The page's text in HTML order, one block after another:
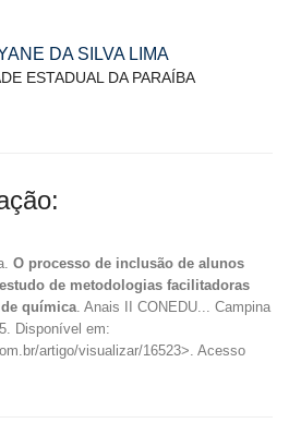
DA SILVA LIMA
ESTADUAL DA PARAÍBA
O processo de inclusão de alunos
de metodologias facilitadoras
química . Anais II CONEDU... Campina
Disponível em:
artigo/visualizar/16523>. Acesso